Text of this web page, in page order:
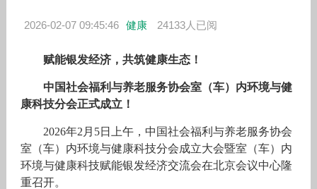
2026-02-07 09:45:46 健康 24133人已阅
赋能银发经济，共筑健康生态！
中国社会福利与养老服务协会室（车）内环境与健
康科技分会正式成立！
2026年2月5日上午，中国社会福利与养老服务协会
室（车）内环境与健康科技分会成立大会暨室（车）内
环境与健康科技赋能银发经济交流会在北京会议中心隆
重召开。